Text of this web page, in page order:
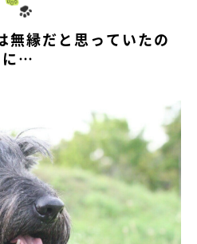
無縁だと思っていたの
に…